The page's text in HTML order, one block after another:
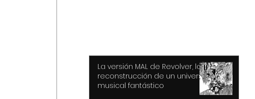
La versión MAL de Revolver, la
reconstrucción de un universo
musical fantástico